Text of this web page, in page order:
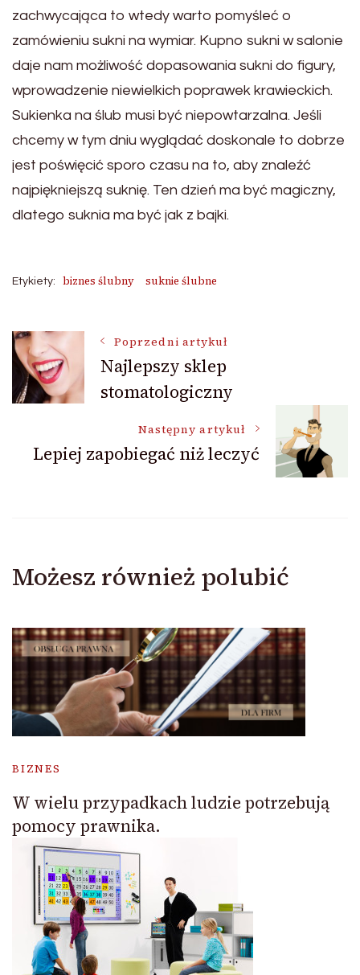
zachwycająca to wtedy warto pomyśleć o
zamówieniu sukni na wymiar. Kupno sukni w salonie
daje nam możliwość dopasowania sukni do figury,
wprowadzenie niewielkich poprawek krawieckich.
Sukienka na ślub musi być niepowtarzalna. Jeśli
chcemy w tym dniu wyglądać doskonale to dobrze
jest poświęcić sporo czasu na to, aby znaleźć
najpiękniejszą suknię. Ten dzień ma być magiczny,
dlatego suknia ma być jak z bajki.
Etykiety: biznes ślubny suknie ślubne
Nawigacja
wpisu
Poprzedni artykuł
Najlepszy sklep
stomatologiczny
Następny artykuł
Lepiej zapobiegać niż leczyć
Możesz również polubić
BIZNES
W wielu przypadkach ludzie potrzebują
pomocy prawnika.